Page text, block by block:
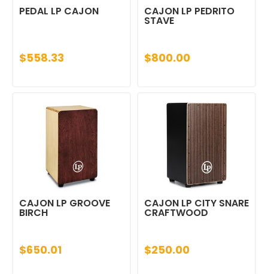
PEDAL LP CAJON
$558.33
CAJON LP PEDRITO
STAVE
$800.00
CAJON LP GROOVE
BIRCH
$650.01
CAJON LP CITY SNARE
CRAFTWOOD
$250.00